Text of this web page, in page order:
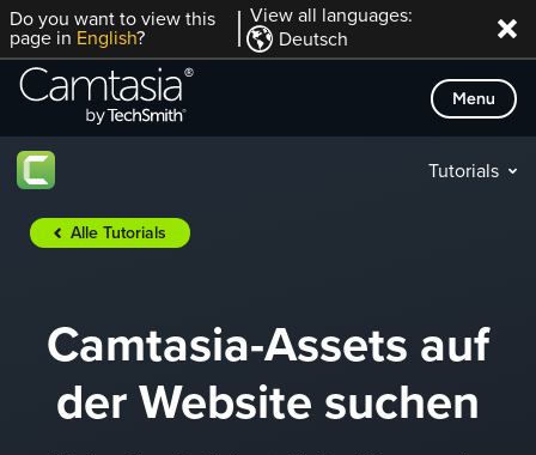
Direkt
zum
Inhalt
Do you want to view this
page in English?
View all languages:
Deutsch
Menu
Tutorials
Alle Tutorials
Camtasia-Assets auf
der Website suchen